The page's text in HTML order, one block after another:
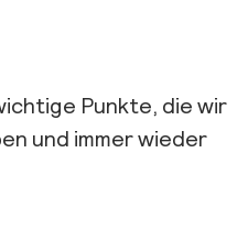
Punkte, die wir
und immer wieder